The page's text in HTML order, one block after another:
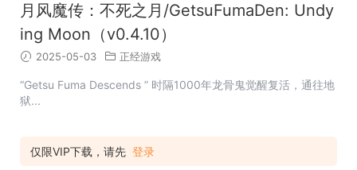
月风魔传：不死之月/GetsuFumaDen: Undy
ing Moon（v0.4.10）
2025-05-03 正经游戏
“Getsu Fuma Descends ” 时隔1000年龙骨鬼觉醒复活，通往地
狱...
仅限VIP下载，请先 登录